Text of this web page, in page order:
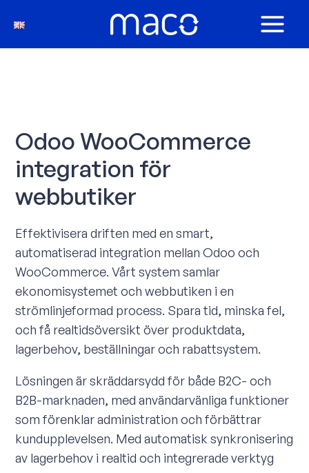
innehåll
MAIN
Odoo WooCommerce
integration för
webbutiker
Effektivisera driften med en smart,
automatiserad integration mellan Odoo och
WooCommerce. Vårt system samlar
ekonomisystemet och webbutiken i en
strömlinjeformad process. Spara tid, minska fel,
och få realtidsöversikt över produktdata,
lagerbehov, beställningar och rabattsystem.
Lösningen är skräddarsydd för både B2C- och
B2B-marknaden, med användarvänliga funktioner
som förenklar administration och förbättrar
kundupplevelsen. Med automatisk synkronisering
av lagerbehov i realtid och integrerade verktyg